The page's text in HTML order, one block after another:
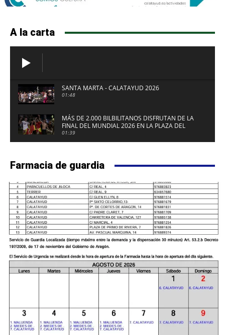
A la carta
SANTA MARTA - CALATAYUD 2026
01:48
MÁS DE 2.000 BILBILITANOS DISFRUTAN DE LA
FINAL DEL MUNDIAL 2026 EN LA PLAZA DEL
FUERTE DE CALATAYUD
01:39
Farmacia de guardia